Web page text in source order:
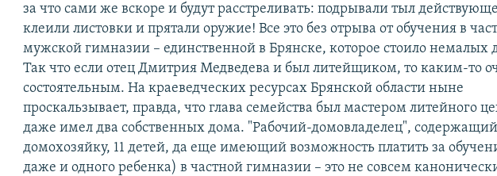
за что сами же вскоре и будут расстреливать: подрывали тыл
клеили листовки и прятали оружие! Все это без отрыва от обучения в
мужской гимназии – единственной в Брянске, которое стоило немалых
Так что если отец Дмитрия Медведева и был литейщиком, то каким-то
состоятельным. На краеведческих ресурсах Брянской области ныне
проскальзывает, правда, что глава семейства был мастером литейного
даже имел два собственных дома. "Рабочий-домовладелец",
домохозяйку, 11 детей, да еще имеющий возможность платить за
даже и одного ребенка) в частной гимназии – это не совсем